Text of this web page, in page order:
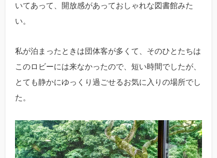
いてあって、開放感があっておしゃれな図書館みた
い。
私が泊まったときは団体客が多くて、そのひとたちは
このロビーには来なかったので、短い時間でしたが、
とても静かにゆっくり過ごせるお気に入りの場所でし
た。